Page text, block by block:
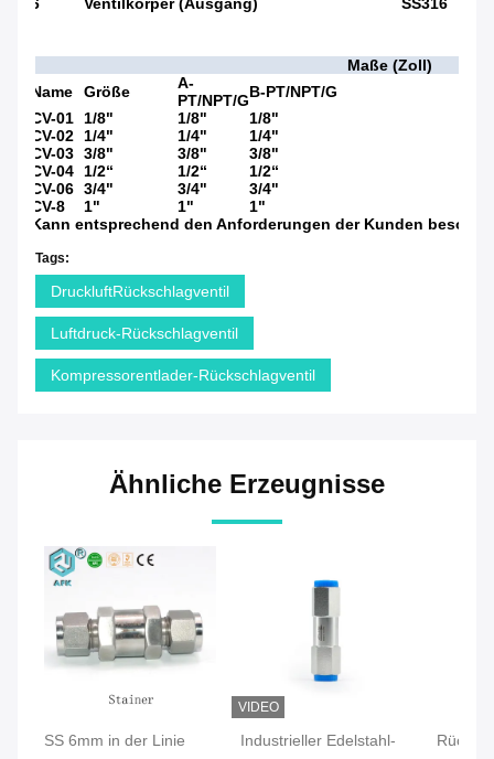
6
Ventilkörper (Ausgang) SS316
Maße (Zoll)
Name
Größe
A-
PT/NPT/GB-PT/NPT/G
CV-01 1/8" 1/8"
1/8"
CV-02 1/4" 1/4"
1/4"
CV-03 3/8" 3/8"
3/8"
CV-04 1/2“ 1/2“
1/2“
CV-06 3/4" 3/4"
3/4"
CV-8
1" 1"
1"
Kann entsprechend den Anforderungen der Kunden
Tags:
DruckluftRückschlagventil
Luftdruck-Rückschlagventil
Kompressorentlader-Rückschlagventil
Ähnliche Erzeugnisse
SS 6mm in der Linie
VIDEO
Industrieller Edelstahl-